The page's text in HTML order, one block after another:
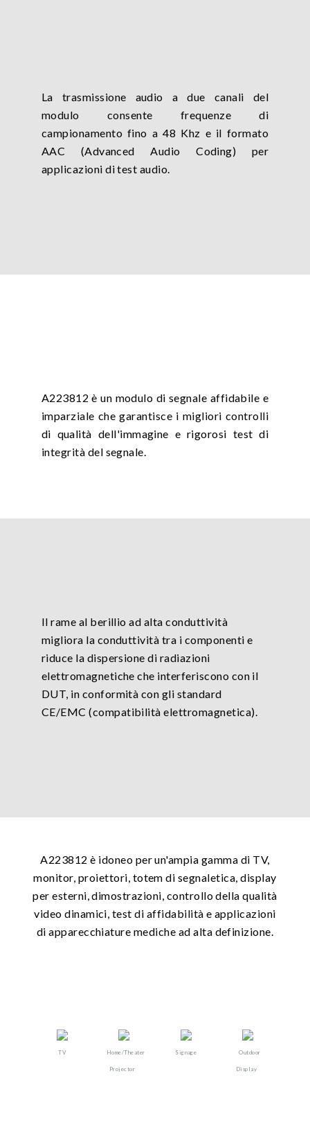
La trasmissione audio a due canali del
modulo consente frequenze di
campionamento fino a 48 Khz e il formato
AAC (Advanced Audio Coding) per
applicazioni di test audio.
A223812 è un modulo di segnale affidabile e
imparziale che garantisce i migliori controlli
di qualità dell'immagine e rigorosi test di
integrità del segnale.
Il rame al berillio ad alta conduttività
migliora la conduttività tra i componenti e
riduce la dispersione di radiazioni
elettromagnetiche che interferiscono con il
DUT, in conformità con gli standard
CE/EMC (compatibilità elettromagnetica).
A223812 è idoneo per un'ampia gamma di TV,
monitor, proiettori, totem di segnaletica, display
per esterni, dimostrazioni, controllo della qualità
video dinamici, test di affidabilità e applicazioni
di apparecchiature mediche ad alta definizione.
TV Home/Theater
Projector​
Signage Outdoor
Display​​